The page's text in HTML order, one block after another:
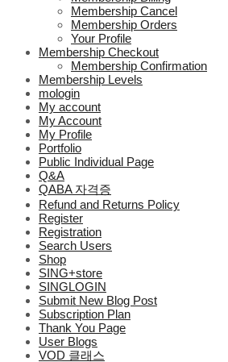
Membership Cancel
Membership Orders
Your Profile
Membership Checkout
Membership Confirmation
Membership Levels
mologin
My account
My Account
My Profile
Portfolio
Public Individual Page
Q&A
QABA 자격증
Refund and Returns Policy
Register
Registration
Search Users
Shop
SING+store
SINGLOGIN
Submit New Blog Post
Subscription Plan
Thank You Page
User Blogs
VOD 클래스